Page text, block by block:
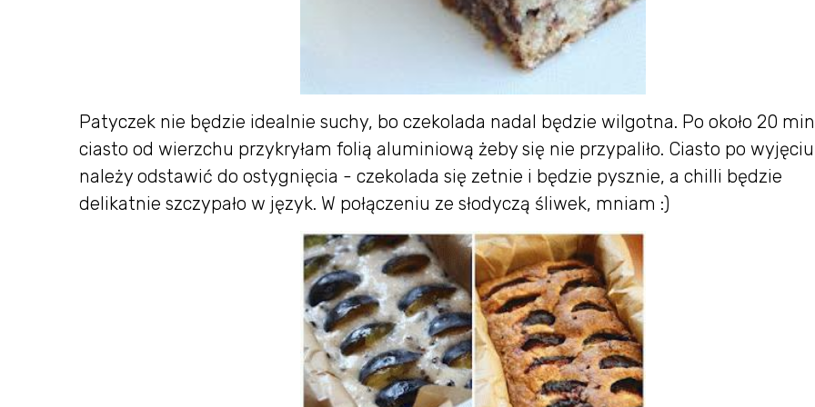
Patyczek nie będzie idealnie suchy, bo czekolada nadal będzie wilgotna. Po około 20
ciasto od wierzchu przykryłam folią aluminiową żeby się nie przypaliło. Ciasto po wyjęciu
należy odstawić do ostygnięcia - czekolada się zetnie i będzie pysznie, a chilli będzie
delikatnie szczypało w język. W połączeniu ze słodyczą śliwek, mniam :)